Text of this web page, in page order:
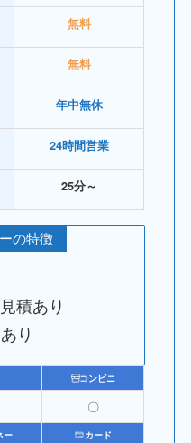
無料
無料
年中無休
24時間営業
25分～
の特徴
積あり
り
コンビニ
〇
ー カード